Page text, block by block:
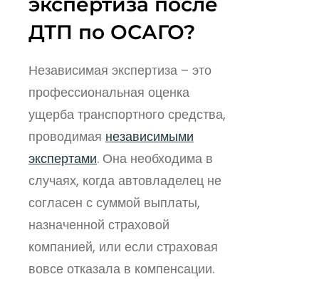
ДТП по ОСАГО?
Независимая экспертиза – это
профессиональная оценка
ущерба транспортного средства,
проводимая независимыми
экспертами. Она необходима в
случаях, когда автовладелец не
согласен с суммой выплаты,
назначенной страховой
компанией, или если страховая
вовсе отказала в компенсации.